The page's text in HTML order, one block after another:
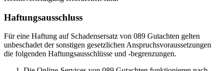
Haftungsausschluss
Für eine Haftung auf Schadensersatz von 089 Gutachten gelten
unbeschadet der sonstigen gesetzlichen Anspruchsvoraussetzungen
die folgenden Haftungsausschlüsse und -begrenzungen.